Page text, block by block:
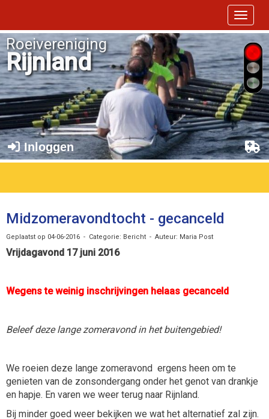
Toggle
Roeivereniging
Rijnland
Inloggen
Midzomeravondtocht - gecanceld
Geplaatst op 04-06-2016 - Categorie: Bericht - Auteur: Maria Post
Vrijdagavond 17 juni 2016
Wegens te weinig inschrijvingen helaas gecanceld
Beleef deze lange zomeravond in het buitengebied!
We roeien deze lange zomeravond ergens heen om te
genieten van de zonsondergang onder het genot van drankje
en hapje. En varen we weer terug naar Rijnland.
Bij minder goed weer bekijken we wat het alternatief zal zijn.